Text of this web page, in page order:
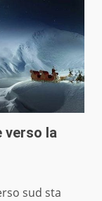
verso la
sud sta